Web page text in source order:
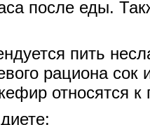
после еды.
пить
рациона сок
относятся